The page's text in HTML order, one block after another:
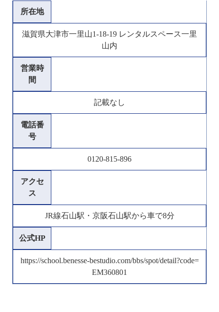
所在地
滋賀県大津市一里山1-18-19 レンタルスペース一里
山内
営業時
間
記載なし
電話番
号
0120-815-896
アクセ
ス
JR線石山駅・京阪石山駅から車で8分
公式HP
https://school.benesse-bestudio.com/bbs/spot/detail?code=
EM360801